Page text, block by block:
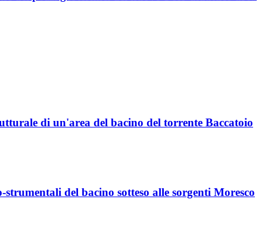
di un'area del bacino del torrente Baccatoio
del bacino sotteso alle sorgenti Moresco